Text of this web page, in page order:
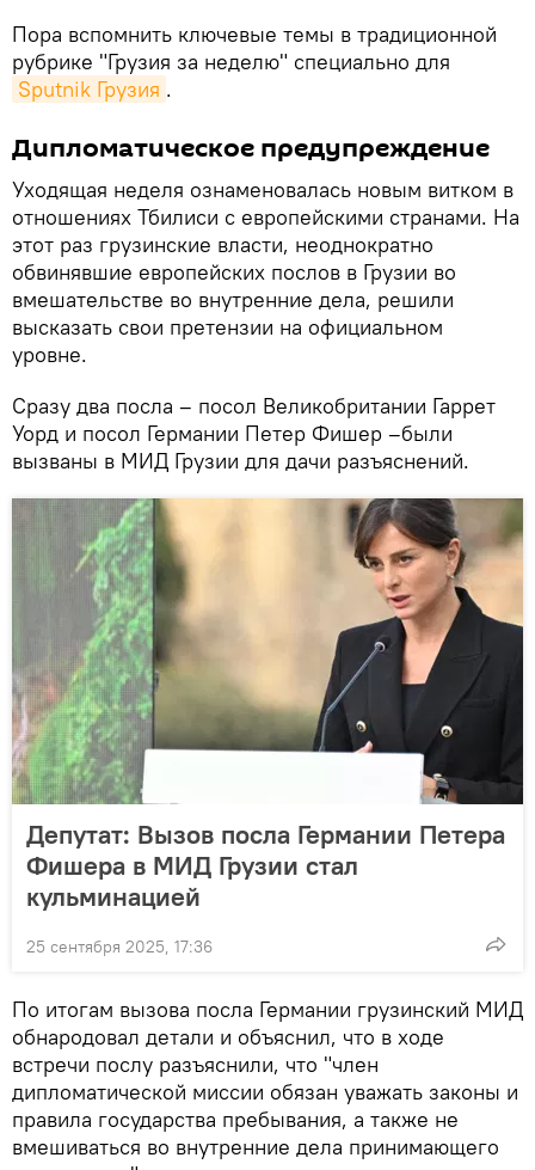
Пора вспомнить ключевые темы в традиционной
рубрике "Грузия за неделю" специально для
Sputnik Грузия .
Дипломатическое предупреждение
Уходящая неделя ознаменовалась новым витком в
отношениях Тбилиси с европейскими странами. На
этот раз грузинские власти, неоднократно
обвинявшие европейских послов в Грузии во
вмешательстве во внутренние дела, решили
высказать свои претензии на официальном
уровне.
Сразу два посла – посол Великобритании Гаррет
Уорд и посол Германии Петер Фишер –были
вызваны в МИД Грузии для дачи разъяснений.
Депутат: Вызов посла Германии Петера
Фишера в МИД Грузии стал
кульминацией
25 сентября 2025, 17:36
По итогам вызова посла Германии грузинский МИД
обнародовал детали и объяснил, что в ходе
встречи послу разъяснили, что "член
дипломатической миссии обязан уважать законы и
правила государства пребывания, а также не
вмешиваться во внутренние дела принимающего